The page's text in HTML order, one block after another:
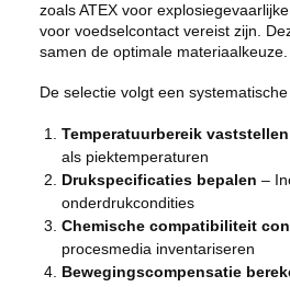
zoals ATEX voor
voor voedselcontact vereist zijn.
samen de optimale materiaalkeuze.
De selectie volgt een
Temperatuurbereik vaststellen
als piektemperaturen
Drukspecificaties bepalen –
onderdrukcondities
Chemische compatibiliteit
procesmedia inventariseren
Bewegingscompensatie